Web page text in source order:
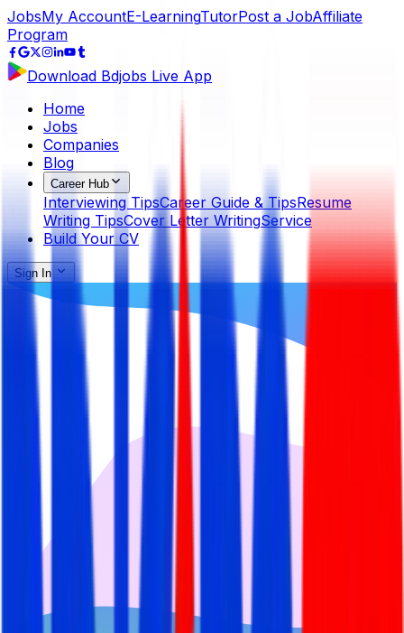
JobsMy AccountE-LearningTutorPost a JobAffiliate
Program
Download Bdjobs Live App
Home
Jobs
Companies
Blog
Career Hub
Interviewing TipsCareer Guide & TipsResume
Writing TipsCover Letter WritingService
Build Your CV
Sign In